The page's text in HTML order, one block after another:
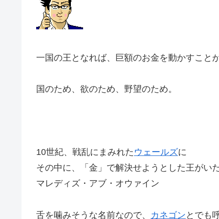
一国の王となれば、巨額のお金を動かすこと
国のため、欲のため、野望のため。
10世紀、戦乱にまみれた ウェールズに
その中に、「金」で解決せようとした王がいた
マレディズ・アブ・オウァイン
舌を噛みそうな名前なので、 カネゴン とでも